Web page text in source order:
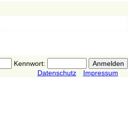
Kennwort:
Datenschutz
Impressum